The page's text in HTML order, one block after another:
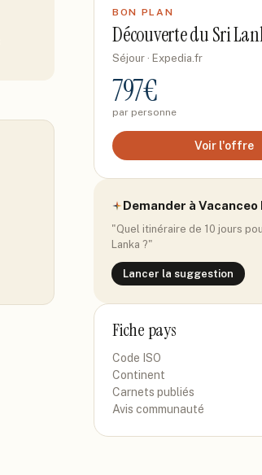
BON PLAN
Découverte du Sri
Séjour · Expedia.fr
797€
par personne
Voir l'offre
Demander à Vacanceo
"Quel itinéraire de 10 jours
Lanka ?"
Lancer la suggestion
Fiche pays
Code ISO
Continent
Carnets publiés
Avis communauté